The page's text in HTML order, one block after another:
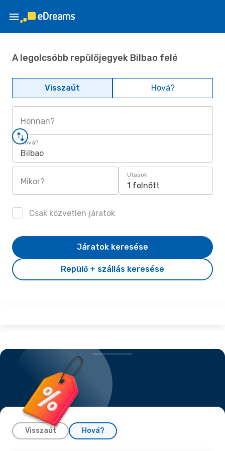
A legolcsóbb repülőjegyek Bilbao felé
Visszaút Hová?
Honnan?
Hová?
Bilbao
Mikor?
Utasok
1 felnőtt
Csak közvetlen járatok
Repülő + szállás keresése
Járatok keresése
Visszaút Hová?